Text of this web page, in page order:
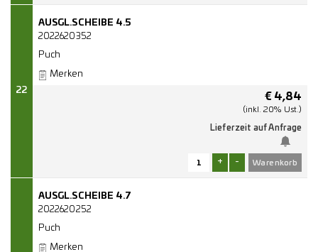
22
AUSGL.SCHEIBE 4.5
2022620352
Puch
Merken
€ 4,84
(inkl. 20% Ust.)
Lieferzeit auf Anfrage
+ -
AUSGL.SCHEIBE 4.7
2022620252
Puch
Merken